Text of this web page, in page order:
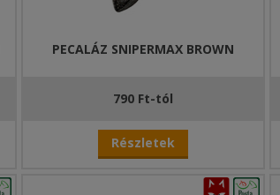
PECALÁZ SNIPERMAX BROWN
790 Ft-tól
Részletek